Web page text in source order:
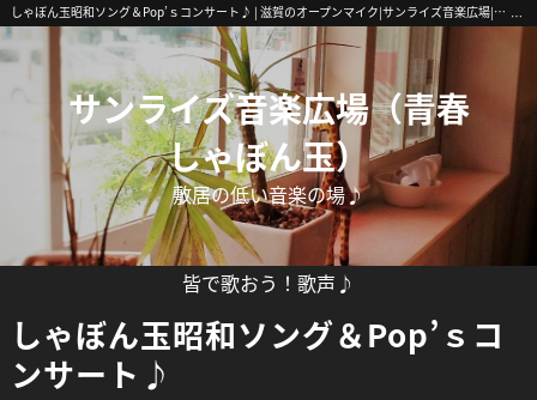
しゃぼん玉昭和ソング＆Pop’ｓコンサート♪ | 滋賀のオープンマイク|サンライズ音楽広場|南草津・初心者歓迎
サンライズ音楽広場（青春
しゃぼん玉）
敷居の低い音楽の場♪
皆で歌おう！歌声♪
しゃぼん玉昭和ソング＆Pop’ｓコ
ンサート♪